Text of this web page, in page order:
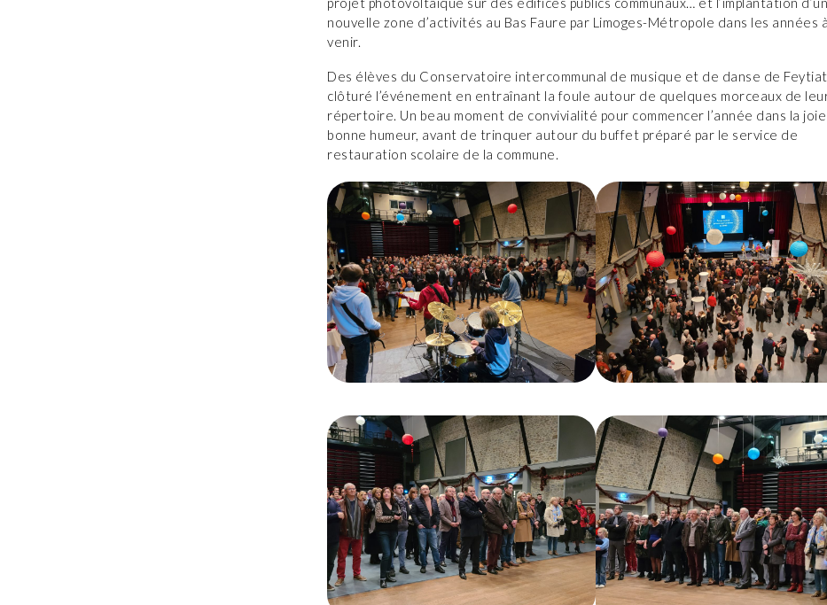
nouvelle zone d’activités au Bas Faure par Limoges-Métropole dans les années à
venir.
Des élèves du Conservatoire intercommunal de musique et de danse de
clôturé l’événement en entraînant la foule autour de quelques morceaux de
répertoire. Un beau moment de convivialité pour commencer l’année dans la
bonne humeur, avant de trinquer autour du buffet préparé par le service de
restauration scolaire de la commune.